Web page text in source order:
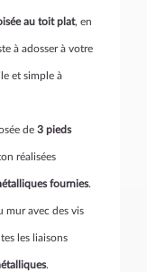
au toit plat, en
à adosser à votre
et simple à
de 3 pieds
réalisées
fournies.
mur avec des vis
les liaisons
.